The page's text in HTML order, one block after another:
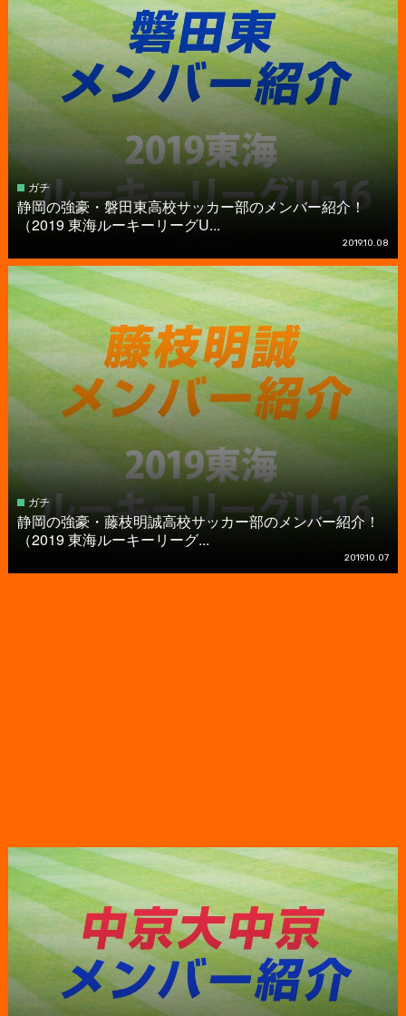
ガチ
静岡の強豪・磐田東高校サッカー部のメンバー紹介！
（2019 東海ルーキーリーグU...
2019.10.08
ガチ
静岡の強豪・藤枝明誠高校サッカー部のメンバー紹介！
（2019 東海ルーキーリーグ...
2019.10.07